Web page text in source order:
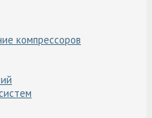
компрессоров